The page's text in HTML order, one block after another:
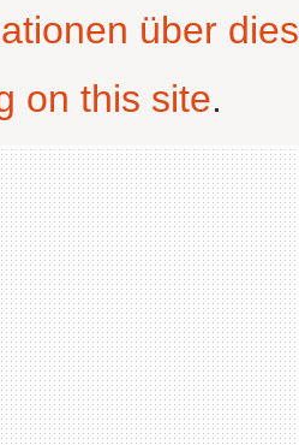
über
on this site.